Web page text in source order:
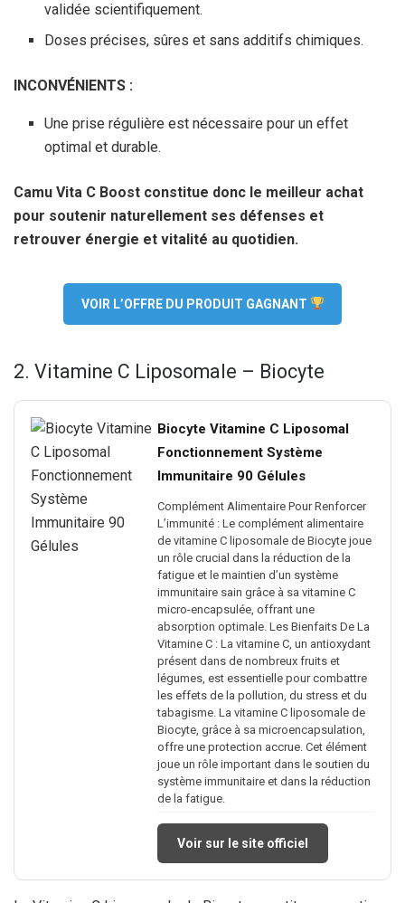
validée scientifiquement.
Doses précises, sûres et sans additifs chimiques.
INCONVÉNIENTS :
Une prise régulière est nécessaire pour un effet
optimal et durable.
Camu Vita C Boost constitue donc le meilleur achat
pour soutenir naturellement ses défenses et
retrouver énergie et vitalité au quotidien.
VOIR L’OFFRE DU PRODUIT GAGNANT
2. Vitamine C Liposomale – Biocyte
Biocyte Vitamine C Liposomal
Fonctionnement Système
Immunitaire 90 Gélules
Complément Alimentaire Pour Renforcer
L’immunité : Le complément alimentaire
de vitamine C liposomale de Biocyte joue
un rôle crucial dans la réduction de la
fatigue et le maintien d’un système
immunitaire sain grâce à sa vitamine C
micro-encapsulée, offrant une
absorption optimale. Les Bienfaits De La
Vitamine C : La vitamine C, un antioxydant
présent dans de nombreux fruits et
légumes, est essentielle pour combattre
les effets de la pollution, du stress et du
tabagisme. La vitamine C liposomale de
Biocyte, grâce à sa microencapsulation,
offre une protection accrue. Cet élément
joue un rôle important dans le soutien du
système immunitaire et dans la réduction
de la fatigue.
Voir sur le site officiel